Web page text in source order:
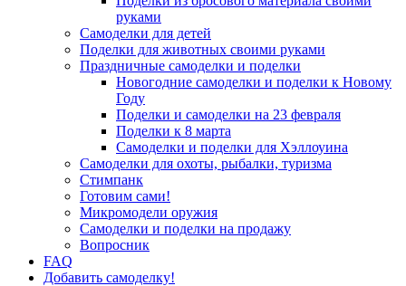
руками
Самоделки для детей
Поделки для животных своими руками
Праздничные самоделки и поделки
Новогодние самоделки и поделки к Новому
Году
Поделки и самоделки на 23 февраля
Поделки к 8 марта
Самоделки и поделки для Хэллоуина
Самоделки для охоты, рыбалки, туризма
Стимпанк
Готовим сами!
Микромодели оружия
Самоделки и поделки на продажу
Вопросник
FAQ
Добавить самоделку!